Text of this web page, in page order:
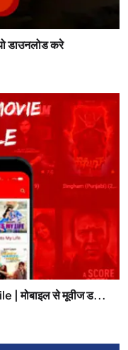
डाउनलोड करे
मोबाइल से मूवीज ड...